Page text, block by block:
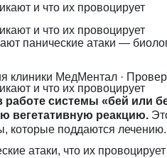
и что их провоцирует
и что их провоцирует
панические атаки —
клиники МедМентал ·
и что их провоцирует
работе системы «бей
вегетативную реакцию.
которые поддаются лечению.
атаки, что их